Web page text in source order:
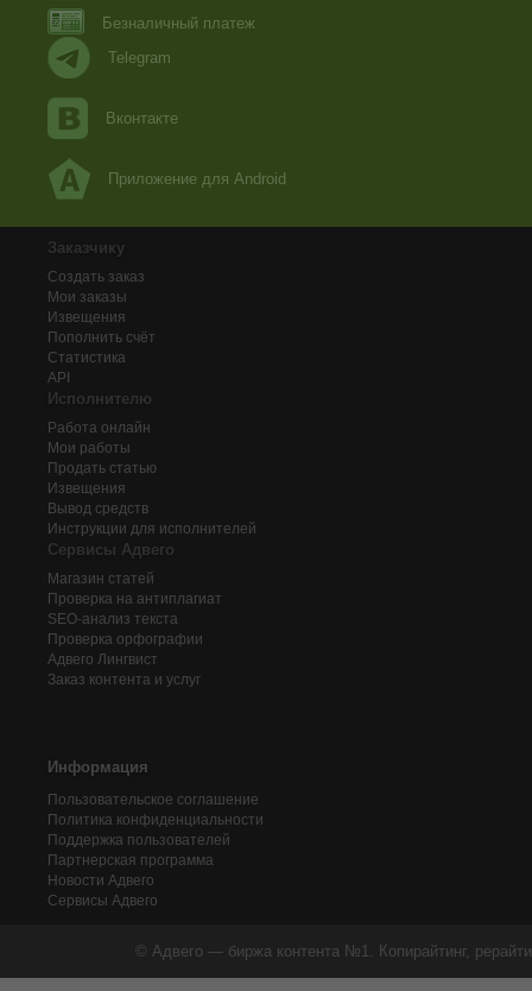
Безналичный платеж
Telegram
Вконтакте
Приложение для Android
Заказчику
Создать заказ
Мои заказы
Извещения
Пополнить счёт
Статистика
API
Исполнителю
Работа онлайн
Мои работы
Продать статью
Извещения
Вывод средств
Инструкции для исполнителей
Сервисы Адвего
Магазин статей
Проверка на антиплагиат
SEO-анализ текста
Проверка орфографии
Адвего Лингвист
Заказ контента и услуг
Информация
Пользовательское соглашение
Политика конфиденциальности
Поддержка пользователей
Партнерская программа
Новости Адвего
Сервисы Адвего
© Адвего — биржа контента №1. Копирайтинг,